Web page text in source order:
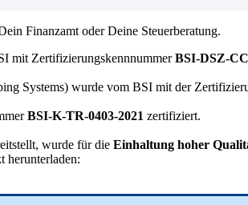
Finanzamt oder Deine Steuerberatung.
mit ZertifizierungskennnummerBSI-DSZ-
Systems) wurde vom BSI mit der
BSI-K-TR-0403-2021 zertifiziert.
wurde für die Einhaltung hoher
herunterladen: